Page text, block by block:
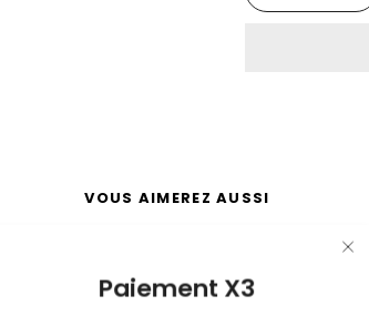
Paiement X3
VOUS AIMEREZ AUSSI